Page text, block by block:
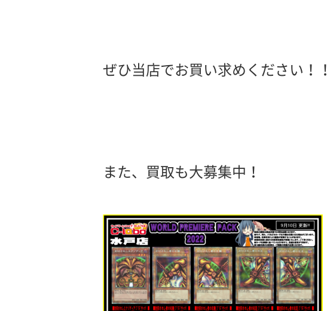
ぜひ当店でお買い求めください！！
また、買取も大募集中！